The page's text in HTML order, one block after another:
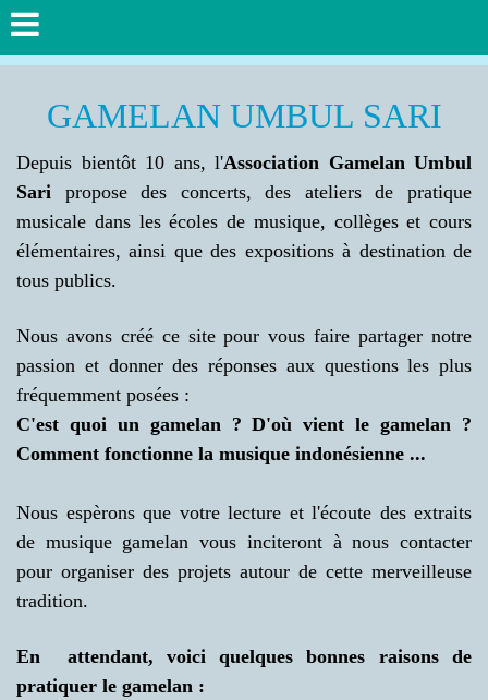
GAMELAN UMBUL SARI
Depuis bientôt 10 ans, l'Association Gamelan Umbul
Sari propose des concerts,des ateliers de pratique
musicale dans les écoles de musique, collèges et cours
élémentaires,ainsi que des expositions à destination de
tous publics.
Nous avons créé ce site pour vous faire partager notre
passion et donner des réponses aux questions les plus
fréquemment posées :
C'est quoi un gamelan ? D'où vient le gamelan ?
Comment fonctionne la musique indonésienne ...
Nous espèrons que votre lecture et l'écoute des extraits
de musique gamelan vous inciteront à nous contacter
pour organiser des projets autour de cette merveilleuse
tradition.
En attendant, voici quelques bonnes raisons de
pratiquer le gamelan :